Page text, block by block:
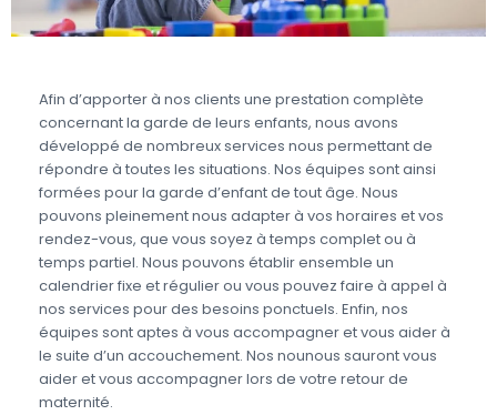
Afin d’apporter à nos clients une prestation complète
concernant la garde de leurs enfants, nous avons
développé de nombreux services nous permettant de
répondre à toutes les situations. Nos équipes sont ainsi
formées pour la garde d’enfant de tout âge. Nous
pouvons pleinement nous adapter à vos horaires et vos
rendez-vous, que vous soyez à temps complet ou à
temps partiel. Nous pouvons établir ensemble un
calendrier fixe et régulier ou vous pouvez faire à appel à
nos services pour des besoins ponctuels. Enfin, nos
équipes sont aptes à vous accompagner et vous aider à
le suite d’un accouchement. Nos nounous sauront vous
aider et vous accompagner lors de votre retour de
maternité.